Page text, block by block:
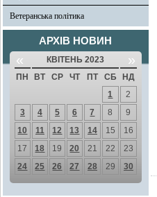
Ветеранська політика
АРХІВ НОВИН
« КВІТЕНЬ 2023 »
ПН ВТ СР ЧТ ПТ СБ
НД
1
2
3
4 5 6 7 8
9
10
11 12 13 14 15
16
17
18 19 20 21 22
23
24
25 26 27 28 29 30